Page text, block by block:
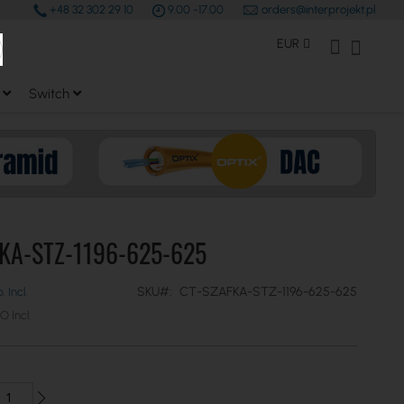
+48 32 302 29 10 9.00 -17.00 orders@interprojekt.pl
Moneda
EUR Mi Cuenta
Switch
STZ-1196-625-625
SKU CT-SZAFKA-STZ-1196-625-625